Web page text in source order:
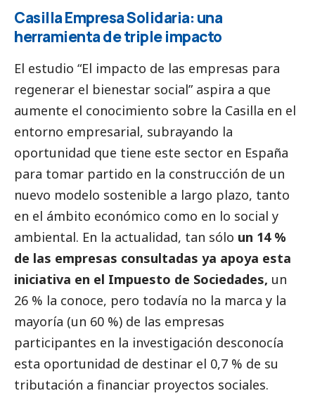
Casilla Empresa Solidaria: una
herramienta de triple impacto
El estudio “El impacto de las empresas para
regenerar el bienestar social” aspira a que
aumente el conocimiento sobre la Casilla en el
entorno empresarial, subrayando la
oportunidad que tiene este sector en España
para tomar partido en la construcción de un
nuevo modelo sostenible a largo plazo, tanto
en el ámbito económico como en lo social y
ambiental. En la actualidad, tan sólo un 14 %
de las empresas consultadas ya apoya esta
iniciativa en el Impuesto de Sociedades, un
26 % la conoce, pero todavía no la marca y la
mayoría (un 60 %) de las empresas
participantes en la investigación desconocía
esta oportunidad de destinar el 0,7 % de su
tributación a financiar proyectos sociales.